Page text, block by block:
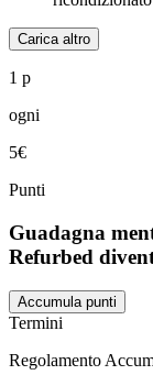
Carica altro
1 p
ogni
5€
Punti
Guadagna
Refurbed
Accumula punti
Termini
Regolamento